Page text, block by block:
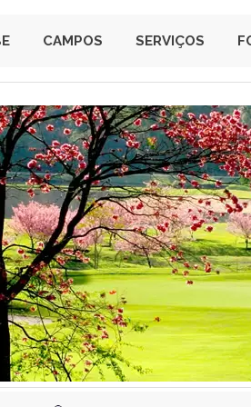
CAMPOS SERVIÇOS